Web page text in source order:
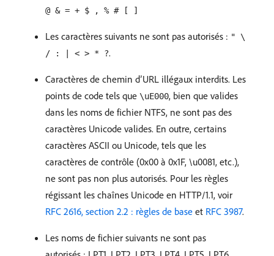
@ & = + $ , % # [ ]
Les caractères suivants ne sont pas autorisés : " \
/ : | < > * ?.
Caractères de chemin d’URL illégaux interdits. Les
points de code tels que \uE000, bien que valides
dans les noms de fichier NTFS, ne sont pas des
caractères Unicode valides. En outre, certains
caractères ASCII ou Unicode, tels que les
caractères de contrôle (0x00 à 0x1F, \u0081, etc.),
ne sont pas non plus autorisés. Pour les règles
régissant les chaînes Unicode en HTTP/1.1, voir
RFC 2616, section 2.2 : règles de base et RFC 3987.
Les noms de fichier suivants ne sont pas